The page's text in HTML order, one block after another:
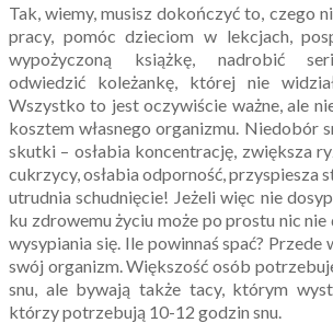
Tak, wiemy, musisz dokończyć to, czego
pracy, pomóc dzieciom w lekcjach,
wypożyczoną książkę, nadrobić
odwiedzić koleżankę, której nie
Wszystko to jest oczywiście ważne, ale
kosztem własnego organizmu. Niedobór
skutki – osłabia koncentrację, zwiększa
cukrzycy, osłabia odporność, przyspiesza
utrudnia schudnięcie! Jeżeli więc nie
ku zdrowemu życiu może po prostu nic nie
wysypiania się. Ile powinnaś spać?
swój organizm. Większość osób
snu, ale bywają także tacy, którym
którzy potrzebują 10-12 godzin snu.